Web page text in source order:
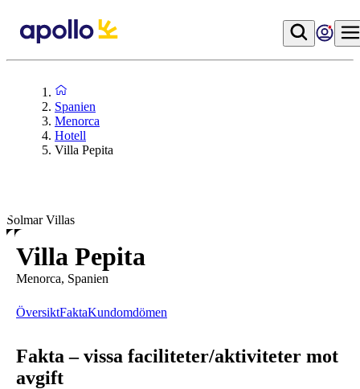
Spanien
Menorca
Hotell
Villa Pepita
Solmar Villas
Villa Pepita
Menorca, Spanien
ÖversiktFaktaKundomdömen
Fakta – vissa faciliteter/aktiviteter mot
avgift